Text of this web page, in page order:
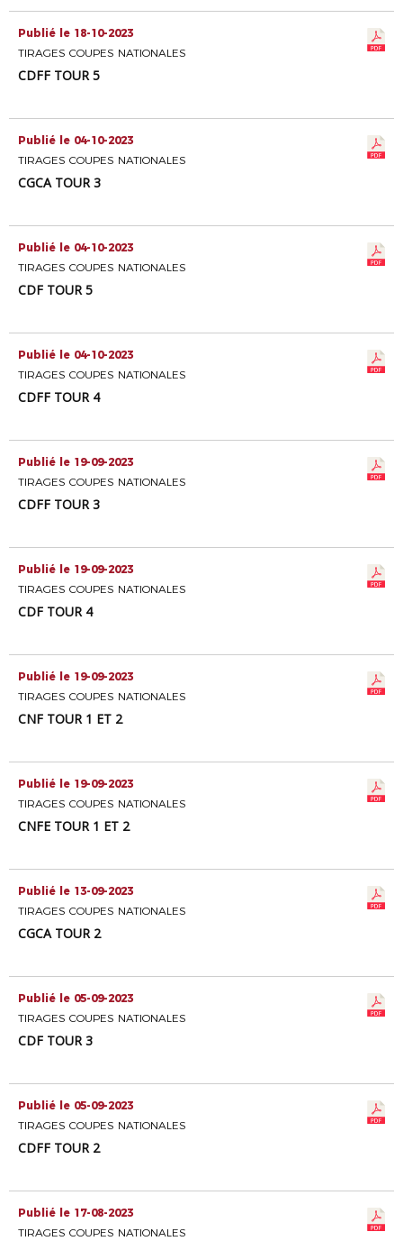
Publié le 18-10-2023
TIRAGES COUPES NATIONALES
CDFF TOUR 5
Publié le 04-10-2023
TIRAGES COUPES NATIONALES
CGCA TOUR 3
Publié le 04-10-2023
TIRAGES COUPES NATIONALES
CDF TOUR 5
Publié le 04-10-2023
TIRAGES COUPES NATIONALES
CDFF TOUR 4
Publié le 19-09-2023
TIRAGES COUPES NATIONALES
CDFF TOUR 3
Publié le 19-09-2023
TIRAGES COUPES NATIONALES
CDF TOUR 4
Publié le 19-09-2023
TIRAGES COUPES NATIONALES
CNF TOUR 1 ET 2
Publié le 19-09-2023
TIRAGES COUPES NATIONALES
CNFE TOUR 1 ET 2
Publié le 13-09-2023
TIRAGES COUPES NATIONALES
CGCA TOUR 2
Publié le 05-09-2023
TIRAGES COUPES NATIONALES
CDF TOUR 3
Publié le 05-09-2023
TIRAGES COUPES NATIONALES
CDFF TOUR 2
Publié le 17-08-2023
TIRAGES COUPES NATIONALES